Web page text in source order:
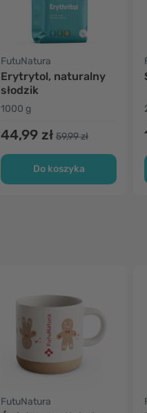
FutuNatura
Erytrytol, naturalny
słodzik
1000 g
44,99 zł 59,99 zł
Do koszyka
FutuNatura